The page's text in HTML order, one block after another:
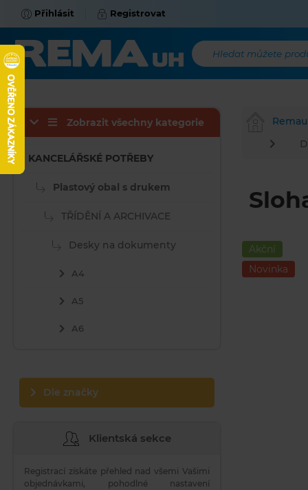
Přihlásit Registrovat
Hledat můžete
Akční
Novinka
Zobrazit všechny kategorie
KANCELÁŘSKÉ POTŘEBY
Plastový obal s drukem
TŘÍDĚNÍ A ARCHIVACE
Desky na dokumenty
A4
A5
A6
Dle značky
Klientská sekce
Registrací získáte přehled nad všemi Vašimi
objednávkami, pohodlné nastavení